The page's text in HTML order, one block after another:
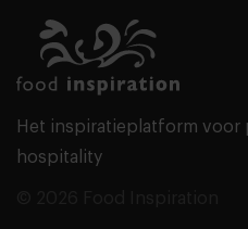
Het inspiratieplatform voor
hospitality